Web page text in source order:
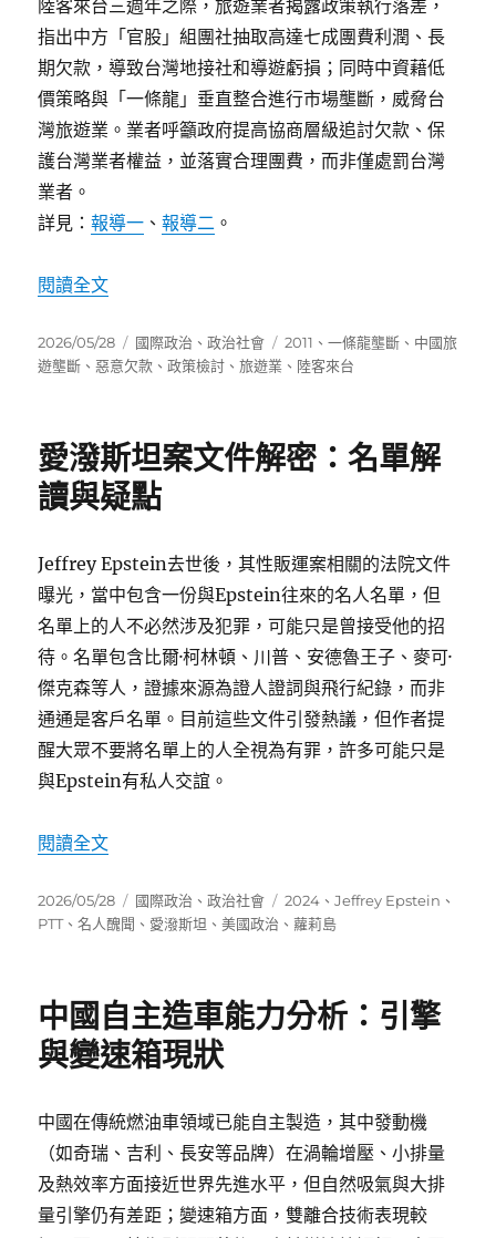
陸客來台三週年之際，旅遊業者揭露政策執行落差，
指出中方「官股」組團社抽取高達七成團費利潤、長
期欠款，導致台灣地接社和導遊虧損；同時中資藉低
價策略與「一條龍」垂直整合進行市場壟斷，威脅台
灣旅遊業。業者呼籲政府提高協商層級追討欠款、保
護台灣業者權益，並落實合理團費，而非僅處罰台灣
業者。
詳見：報導一 、報導二 。
閱讀全文〈陸客來台三週年：政策執行失序與觀光產業被
發
佈
2026/05/28
分
類
國際政治 、政治社會
標
籤
2011 、一條龍壟斷 、 中國旅
遊壟斷 、惡意欠款 、政策檢討 、旅遊業 、 陸客來台
愛潑斯坦案文件解密：名單解
讀與疑點
Jeffrey Epstein去世後，其性販運案相關的法院文件
曝光，當中包含一份與Epstein往來的名人名單，但
名單上的人不必然涉及犯罪，可能只是曾接受他的招
待。名單包含比爾·柯林頓、川普、安德魯王子、麥可·
傑克森等人，證據來源為證人證詞與飛行紀錄，而非
通通是客戶名單。目前這些文件引發熱議，但作者提
醒大眾不要將名單上的人全視為有罪，許多可能只是
與Epstein有私人交誼。
閱讀全文〈愛潑斯坦案文件解密：名單解讀與疑點〉
發
佈
2026/05/28
分
類
國際政治 、政治社會
標
籤
2024 、Jeffrey Epstein 、
PTT、名人醜聞 、 愛潑斯坦 、美國政治 、蘿莉島
中國自主造車能力分析：引擎
與變速箱現狀
中國在傳統燃油車領域已能自主製造，其中發動機
（如奇瑞、吉利、長安等品牌）在渦輪增壓、小排量
及熱效率方面接近世界先進水平，但自然吸氣與大排
量引擎仍有差距；變速箱方面，雙離合技術表現較